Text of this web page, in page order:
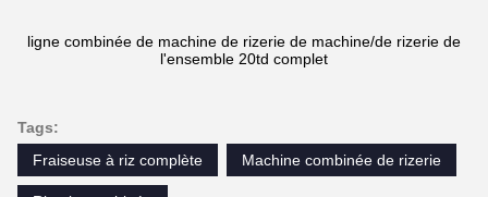
ligne combinée de machine de rizerie de machine/de rizerie de
l'ensemble 20td complet
Tags:
Fraiseuse à riz complète
Machine combinée de rizerie